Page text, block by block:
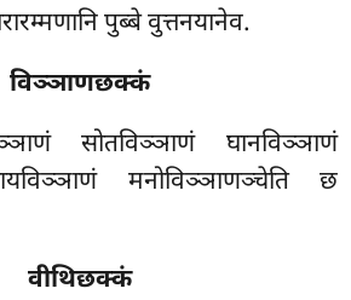
पुब्बे वुत्तनयानेव.
विञ्ञाणछक्कं
सोतविञ्ञाणं घानविञ्ञाणं
मनोविञ्ञाणञ्चेति छ
वीथिछक्कं